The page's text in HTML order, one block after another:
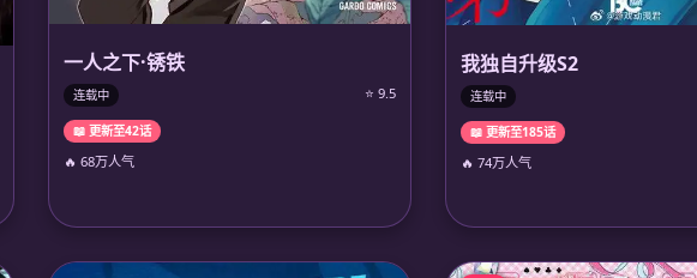
一人之下·锈铁
连载中 ⭐ 9.5
📖 更新至42话
🔥 68万人气
我独自升级S2
连载中
📖 更新至185话
🔥 74万人气